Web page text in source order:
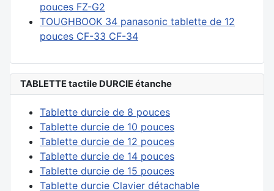
pouces FZ-G2
TOUGHBOOK 34 panasonic tablette de 12
pouces CF-33 CF-34
TABLETTE tactile DURCIE étanche
Tablette durcie de 8 pouces
Tablette durcie de 10 pouces
Tablette durcie de 12 pouces
Tablette durcie de 14 pouces
Tablette durcie de 15 pouces
Tablette durcie Clavier détachable